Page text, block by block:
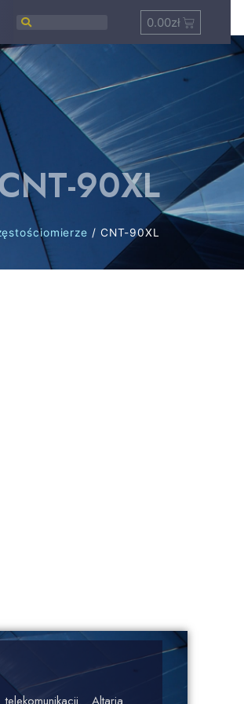
0.00zł
90XL
/ CNT-90XL